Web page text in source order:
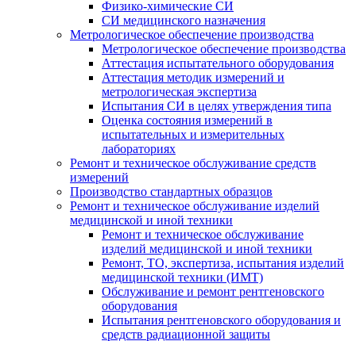
Физико-химические СИ
СИ медицинского назначения
Метрологическое обеспечение производства
Метрологическое обеспечение производства
Аттестация испытательного оборудования
Аттестация методик измерений и
метрологическая экспертиза
Испытания СИ в целях утверждения типа
Оценка состояния измерений в
испытательных и измерительных
лабораториях
Ремонт и техническое обслуживание средств
измерений
Производство стандартных образцов
Ремонт и техническое обслуживание изделий
медицинской и иной техники
Ремонт и техническое обслуживание
изделий медицинской и иной техники
Ремонт, ТО, экспертиза, испытания изделий
медицинской техники (ИМТ)
Обслуживание и ремонт рентгеновского
оборудования
Испытания рентгеновского оборудования и
средств радиационной защиты